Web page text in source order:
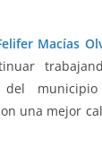
Macías
del
una mejor